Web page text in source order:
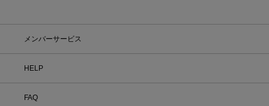
メンバーサービス
HELP
FAQ